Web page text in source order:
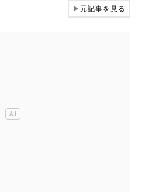
▶元記事を見る